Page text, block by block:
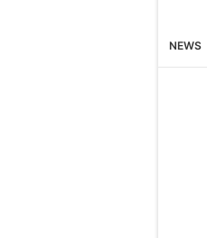
NEWS